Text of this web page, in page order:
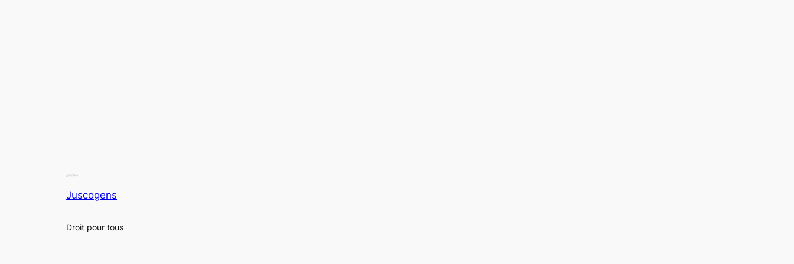
Juscogens
Droit pour tous